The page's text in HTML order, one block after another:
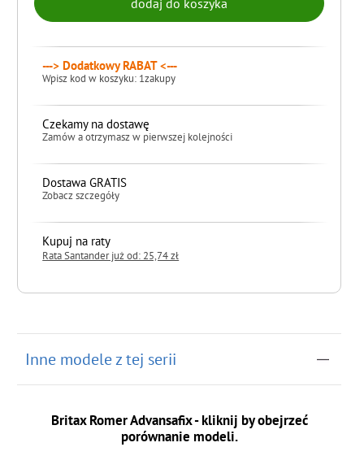
---> Dodatkowy RABAT <---
Wpisz kod w koszyku: 1zakupy
Czekamy na dostawę
Zamów a otrzymasz w pierwszej kolejności
Dostawa GRATIS
Zobacz szczegóły
Kupuj na raty
Rata Santander już od: 25,74 zł
Inne modele z tej serii
Britax Romer Advansafix - kliknij by obejrzeć
porównanie modeli.